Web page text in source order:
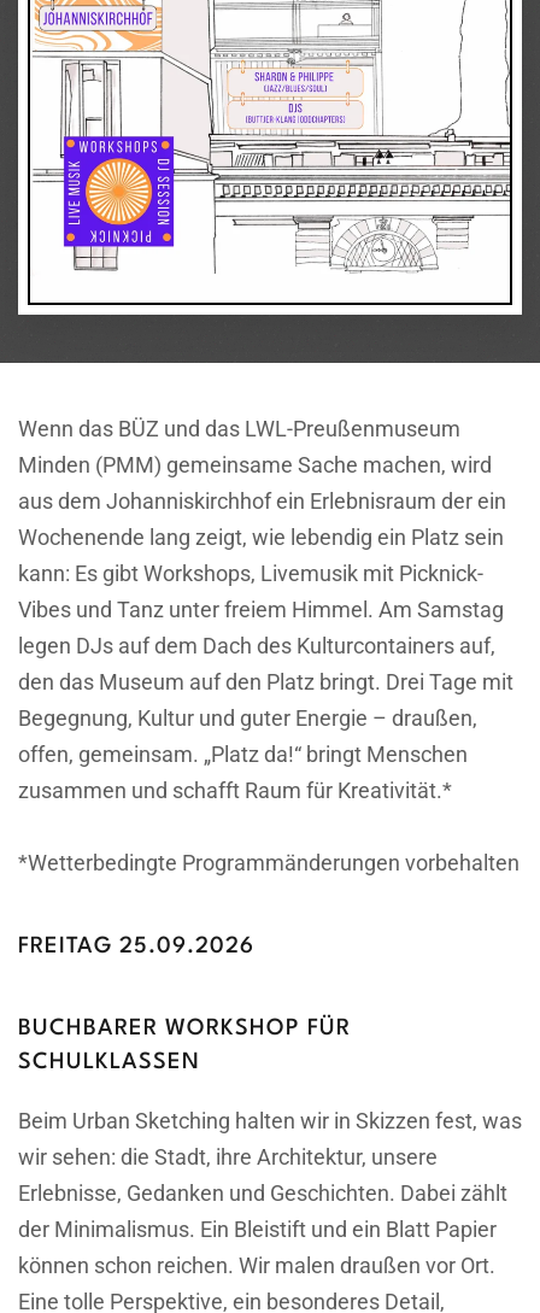
Wenn das BÜZ und das LWL-Preußenmuseum
Minden (PMM) gemeinsame Sache machen, wird
aus dem Johanniskirchhof ein Erlebnisraum der ein
Wochenende lang zeigt, wie lebendig ein Platz sein
kann: Es gibt Workshops, Livemusik mit Picknick-
Vibes und Tanz unter freiem Himmel. Am Samstag
legen DJs auf dem Dach des Kulturcontainers auf,
den das Museum auf den Platz bringt. Drei Tage mit
Begegnung, Kultur und guter Energie – draußen,
offen, gemeinsam. „Platz da!“ bringt Menschen
zusammen und schafft Raum für Kreativität.*
*Wetterbedingte Programmänderungen vorbehalten
FREITAG 25.09.2026
BUCHBARER WORKSHOP FÜR
SCHULKLASSEN
Beim Urban Sketching halten wir in Skizzen fest, was
wir sehen: die Stadt, ihre Architektur, unsere
Erlebnisse, Gedanken und Geschichten. Dabei zählt
der Minimalismus. Ein Bleistift und ein Blatt Papier
können schon reichen. Wir malen draußen vor Ort.
Eine tolle Perspektive, ein besonderes Detail,